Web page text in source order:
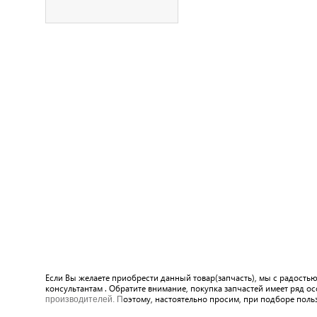
Если Вы желаете приобрести данный товар(запчасть), мы с
консультантам . Обратите внимание, покупка запчастей имеет ряд
производителей. Поэтому, настоятельно просим, при подборе